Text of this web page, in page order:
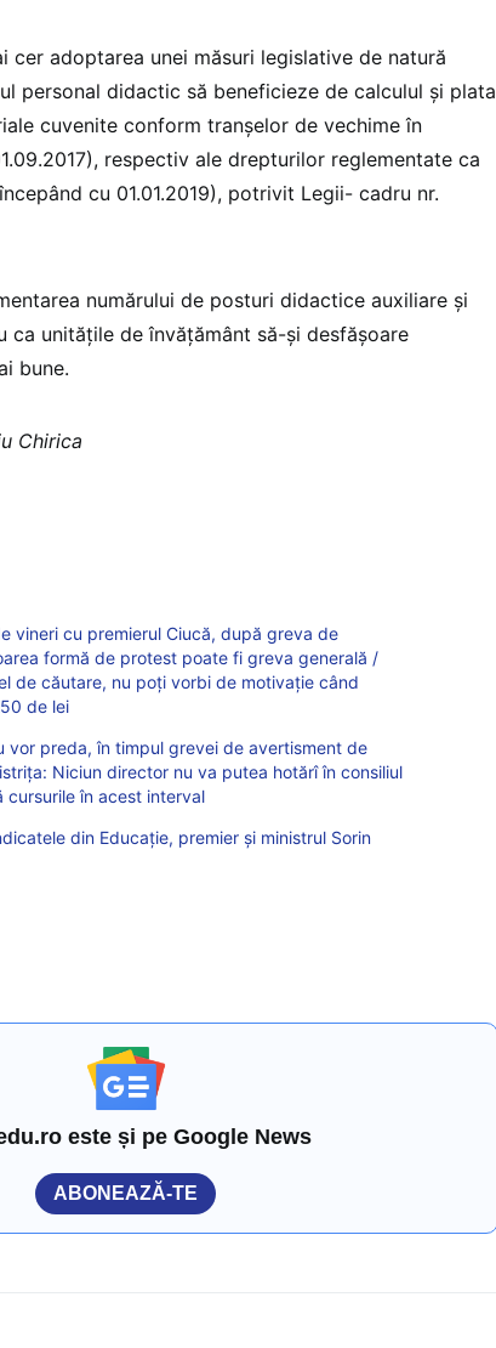
cer adoptarea unei măsuri legislative de natură
personal didactic să beneficieze de calculul şi plata
cuvenite conform tranşelor de vechime în
respectiv ale drepturilor reglementate ca
cu 01.01.2019), potrivit Legii- cadru nr.
numărului de posturi didactice auxiliare şi
ca unităţile de învăţământ să-şi desfăşoare
bune.
Chirica
vineri cu premierul Ciucă, după greva de
formă de protest poate fi greva generală /
de căutare, nu poți vorbi de motivație când
de lei
vor preda, în timpul grevei de avertisment de
Niciun director nu va putea hotărî în consiliul
cursurile în acest interval
din Educație, premier și ministrul Sorin
este și pe Google News
ABONEAZĂ-TE